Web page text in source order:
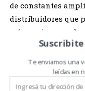
de constantes
distribuidores que
referencia para el
ofrecidas por Case
granos Axial-Flow,
algodón, además
pulverizadores
Te enviamos una
leídas en